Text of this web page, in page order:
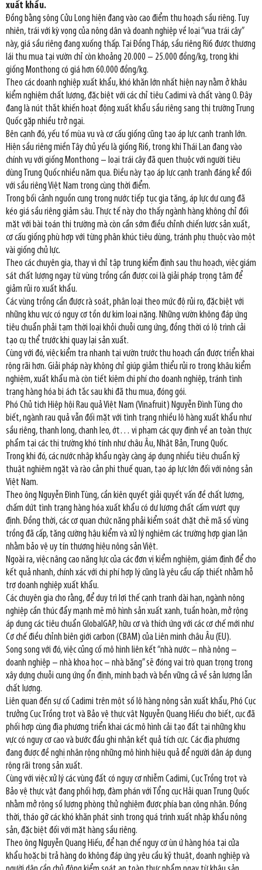
xuất khẩu.
Đồng bằng sông Cửu Long hiện đang vào cao điểm thu hoạch sầu riêng. Tuy
nhiên, trái với kỳ vọng của nông dân và doanh nghiệp về loại “vua trái cây”
này, giá sầu riêng đang xuống thấp. Tại Đồng Tháp, sầu riêng Ri6 được thương
lái thu mua tại vườn chỉ còn khoảng 20.000 – 25.000 đồng/kg, trong khi
giống Monthong có giá hơn 60.000 đồng/kg.
Theo các doanh nghiệp xuất khẩu, khó khăn lớn nhất hiện nay nằm ở khâu
kiểm nghiệm chất lượng, đặc biệt với các chỉ tiêu Cadimi và chất vàng O. Đây
đang là nút thắt khiến hoạt động xuất khẩu sầu riêng sang thị trường Trung
Quốc gặp nhiều trở ngại.
Bên cạnh đó, yếu tố mùa vụ và cơ cấu giống cũng tạo áp lực cạnh tranh lớn.
Hiện sầu riêng miền Tây chủ yếu là giống Ri6, trong khi Thái Lan đang vào
chính vụ với giống Monthong – loại trái cây đã quen thuộc với người tiêu
dùng Trung Quốc nhiều năm qua. Điều này tạo áp lực cạnh tranh đáng kể đối
với sầu riêng Việt Nam trong cùng thời điểm.
Trong bối cảnh nguồn cung trong nước tiếp tục gia tăng, áp lực dư cung đã
kéo giá sầu riêng giảm sâu. Thực tế này cho thấy ngành hàng không chỉ đối
mặt với bài toán thị trường mà còn cần sớm điều chỉnh chiến lược sản xuất,
cơ cấu giống phù hợp với từng phân khúc tiêu dùng, tránh phụ thuộc vào một
vài giống chủ lực.
Theo các chuyên gia, thay vì chỉ tập trung kiểm định sau thu hoạch, việc giám
sát chất lượng ngay từ vùng trồng cần được coi là giải pháp trọng tâm để
giảm rủi ro xuất khẩu.
Các vùng trồng cần được rà soát, phân loại theo mức độ rủi ro, đặc biệt với
những khu vực có nguy cơ tồn dư kim loại nặng. Những vườn không đáp ứng
tiêu chuẩn phải tạm thời loại khỏi chuỗi cung ứng, đồng thời có lộ trình cải
tạo cụ thể trước khi quay lại sản xuất.
Cùng với đó, việc kiểm tra nhanh tại vườn trước thu hoạch cần được triển khai
rộng rãi hơn. Giải pháp này không chỉ giúp giảm thiểu rủi ro trong khâu kiểm
nghiệm, xuất khẩu mà còn tiết kiệm chi phí cho doanh nghiệp, tránh tình
trạng hàng hóa bị ách tắc sau khi đã thu mua, đóng gói.
Phó Chủ tịch Hiệp hội Rau quả Việt Nam (Vinafruit) Nguyễn Đình Tùng cho
biết, ngành rau quả vẫn đối mặt với tình trạng nhiều lô hàng xuất khẩu như
sầu riêng, thanh long, chanh leo, ớt… vi phạm các quy định về an toàn thực
phẩm tại các thị trường khó tính như châu Âu, Nhật Bản, Trung Quốc.
Trong khi đó, các nước nhập khẩu ngày càng áp dụng nhiều tiêu chuẩn kỹ
thuật nghiêm ngặt và rào cản phi thuế quan, tạo áp lực lớn đối với nông sản
Việt Nam.
Theo ông Nguyễn Đình Tùng, cần kiên quyết giải quyết vấn đề chất lượng,
chấm dứt tình trạng hàng hóa xuất khẩu có dư lượng chất cấm vượt quy
định. Đồng thời, các cơ quan chức năng phải kiểm soát chặt chẽ mã số vùng
trồng đã cấp, tăng cường hậu kiểm và xử lý nghiêm các trường hợp gian lận
nhằm bảo vệ uy tín thương hiệu nông sản Việt.
Ngoài ra, việc nâng cao năng lực của các đơn vị kiểm nghiệm, giám định để cho
kết quả nhanh, chính xác với chi phí hợp lý cũng là yêu cầu cấp thiết nhằm hỗ
trợ doanh nghiệp xuất khẩu.
Các chuyên gia cho rằng, để duy trì lợi thế cạnh tranh dài hạn, ngành nông
nghiệp cần thúc đẩy mạnh mẽ mô hình sản xuất xanh, tuần hoàn, mở rộng
áp dụng các tiêu chuẩn GlobalGAP, hữu cơ và thích ứng với các cơ chế mới như
Cơ chế điều chỉnh biên giới carbon (CBAM) của Liên minh châu Âu (EU).
Song song với đó, việc củng cố mô hình liên kết “nhà nước – nhà nông –
doanh nghiệp – nhà khoa học – nhà băng” sẽ đóng vai trò quan trọng trong
xây dựng chuỗi cung ứng ổn định, minh bạch và bền vững cả về sản lượng lẫn
chất lượng.
Liên quan đến sự cố Cadimi trên một số lô hàng nông sản xuất khẩu, Phó Cục
trưởng Cục Trồng trọt và Bảo vệ thực vật Nguyễn Quang Hiếu cho biết, cục đã
phối hợp cùng địa phương triển khai các mô hình cải tạo đất tại những khu
vực có nguy cơ cao và bước đầu ghi nhận kết quả tích cực. Các địa phương
đang được đề nghị nhân rộng những mô hình hiệu quả để người dân áp dụng
rộng rãi trong sản xuất.
Cùng với việc xử lý các vùng đất có nguy cơ nhiễm Cadimi, Cục Trồng trọt và
Bảo vệ thực vật đang phối hợp, đàm phán với Tổng cục Hải quan Trung Quốc
nhằm mở rộng số lượng phòng thử nghiệm được phía bạn công nhận. Đồng
thời, tháo gỡ các khó khăn phát sinh trong quá trình xuất nhập khẩu nông
sản, đặc biệt đối với mặt hàng sầu riêng.
Theo ông Nguyễn Quang Hiếu, để hạn chế nguy cơ ùn ứ hàng hóa tại cửa
khẩu hoặc bị trả hàng do không đáp ứng yêu cầu kỹ thuật, doanh nghiệp và